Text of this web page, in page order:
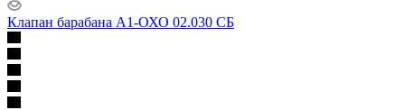
Клапан барабана А1-ОХО 02.030 СБ